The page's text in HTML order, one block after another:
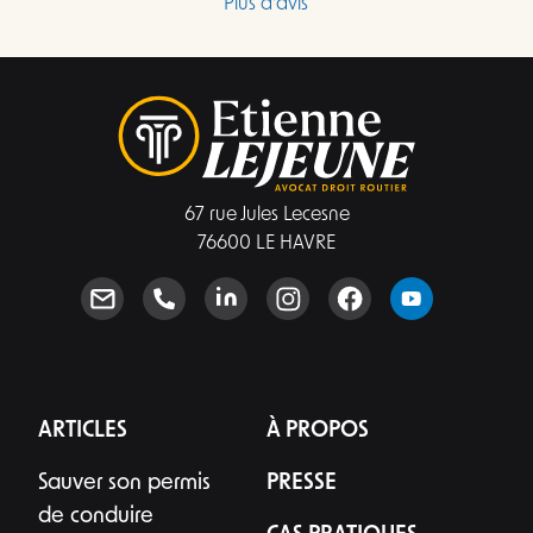
m'expliquer en boucle la même chose, il m’a
essentiellement démontrer que l’accusé de
réception avait été signé à la date indiquée. Il
m’a également indiqué avoir déjà perdu une
entraînant immédiatement des frais
supplémentaires. Il m'a également indiqué que
J’aurais souhaité connaître clairement, avant de
envisageable, les modalités de déduction
éventuelle des 200 euros et l’intérêt réel
Plus d'avis
67 rue Jules Lecesne
76600 LE HAVRE
ARTICLES
Sauver son permis
de conduire
À PROPOS
PRESSE